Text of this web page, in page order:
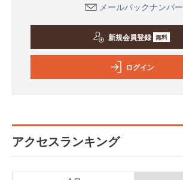
メールバックナンバー
新規会員登録 無料
ログイン
アクセスランキング